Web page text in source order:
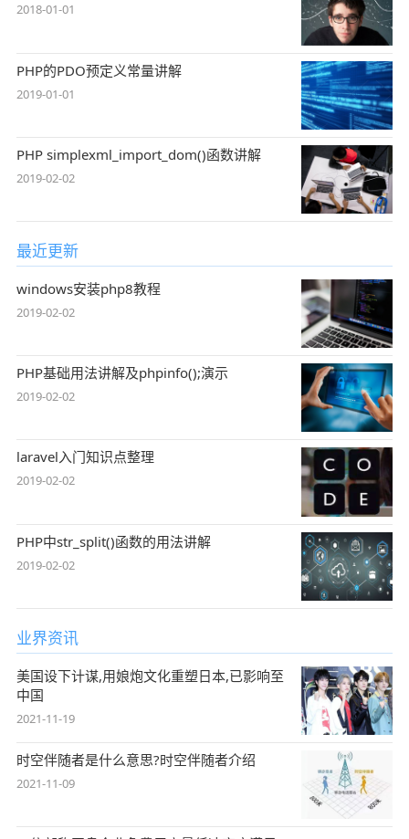
2018-01-01
PHP的PDO预定义常量讲解
2019-01-01
PHP simplexml_import_dom()函数讲解
2019-02-02
最近更新
windows安装php8教程
2019-02-02
PHP基础用法讲解及phpinfo();演示
2019-02-02
laravel入门知识点整理
2019-02-02
PHP中str_split()函数的用法讲解
2019-02-02
业界资讯
美国设下计谋,用娘炮文化重塑日本,已影响至
中国
2021-11-19
时空伴随者是什么意思?时空伴随者介绍
2021-11-09